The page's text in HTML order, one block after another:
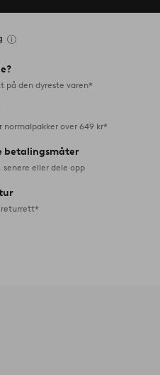
på den dyreste varen*
normalpakker over 649 kr*
betalingsmåter
senere eller dele opp
returrett*